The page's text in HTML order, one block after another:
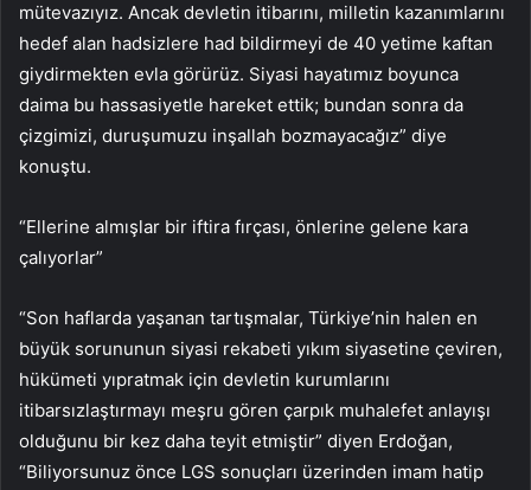
mütevazıyız. Ancak devletin itibarını, milletin kazanımlarını
hedef alan hadsizlere had bildirmeyi de 40 yetime kaftan
giydirmekten evla görürüz. Siyasi hayatımız boyunca
daima bu hassasiyetle hareket ettik; bundan sonra da
çizgimizi, duruşumuzu inşallah bozmayacağız” diye
konuştu.
“Ellerine almışlar bir iftira fırçası, önlerine gelene kara
çalıyorlar”
“Son haflarda yaşanan tartışmalar, Türkiye’nin halen en
büyük sorununun siyasi rekabeti yıkım siyasetine çeviren,
hükümeti yıpratmak için devletin kurumlarını
itibarsızlaştırmayı meşru gören çarpık muhalefet anlayışı
olduğunu bir kez daha teyit etmiştir” diyen Erdoğan,
“Biliyorsunuz önce LGS sonuçları üzerinden imam hatip